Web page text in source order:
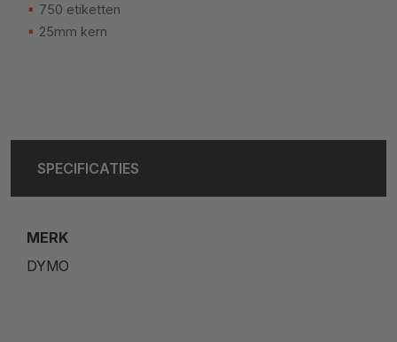
750 etiketten
25mm kern
SPECIFICATIES
MERK
DYMO